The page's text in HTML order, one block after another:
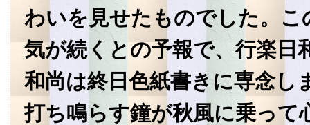
わいを見せたものでした。こ
気が続くとの予報で、行楽日
和尚は終日色紙書きに専念し
打ち鳴らす鐘が秋風に乗って